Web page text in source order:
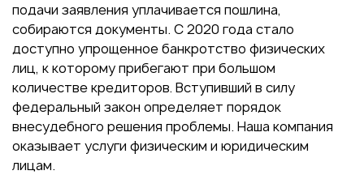
подачи заявления уплачивается пошлина,
собираются документы. С 2020 года стало
доступно упрощенное банкротство физических
лиц, к которому прибегают при большом
количестве кредиторов. Вступивший в силу
федеральный закон определяет порядок
внесудебного решения проблемы. Наша компания
оказывает услуги физическим и юридическим
лицам.